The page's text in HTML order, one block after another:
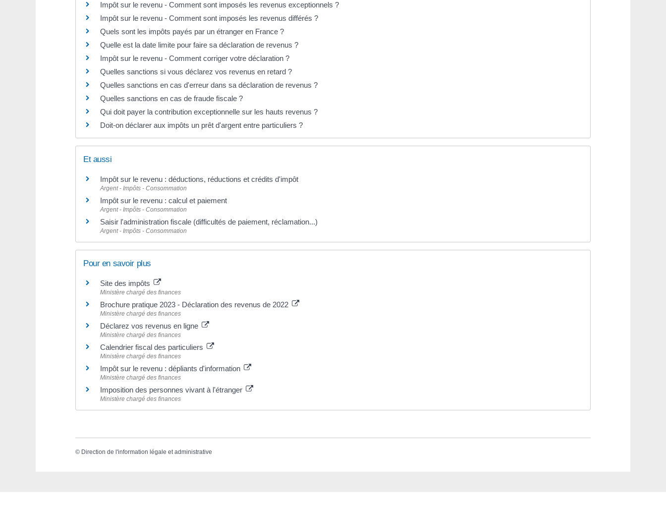
Impôt sur le revenu - Comment sont imposés les revenus exceptionnels ?
Impôt sur le revenu - Comment sont imposés les revenus différés ?
Quels sont les impôts payés par un étranger en France ?
Quelle est la date limite pour faire sa déclaration de revenus ?
Impôt sur le revenu - Comment corriger votre déclaration ?
Quelles sanctions si vous déclarez vos revenus en retard ?
Quelles sanctions en cas d'erreur dans sa déclaration de revenus ?
Quelles sanctions en cas de fraude fiscale ?
Qui doit payer la contribution exceptionnelle sur les hauts revenus ?
Doit-on déclarer aux impôts un prêt d'argent entre particuliers ?
Et aussi
Impôt sur le revenu : déductions, réductions et crédits d'impôt
Argent - Impôts - Consommation
Impôt sur le revenu : calcul et paiement
Argent - Impôts - Consommation
Saisir l'administration fiscale (difficultés de paiement, réclamation...)
Argent - Impôts - Consommation
Pour en savoir plus
Site des impôts
Ministère chargé des finances
Brochure pratique 2023 - Déclaration des revenus de 2022
Ministère chargé des finances
Déclarez vos revenus en ligne
Ministère chargé des finances
Calendrier fiscal des particuliers
Ministère chargé des finances
Impôt sur le revenu : dépliants d'information
Ministère chargé des finances
Imposition des personnes vivant à l'étranger
Ministère chargé des finances
© Direction de l'information légale et administrative